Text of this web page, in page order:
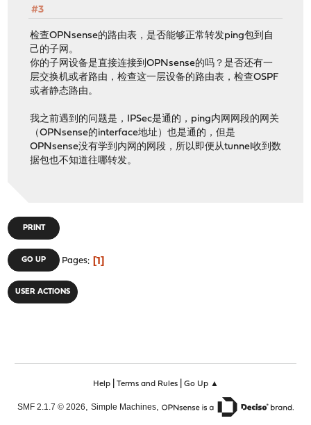
#3
检查OPNsense的路由表，是否能够正常转发ping包到自
己的子网。
你的子网设备是直接连接到OPNsense的吗？是否还有一
层交换机或者路由，检查这一层设备的路由表，检查OSPF
或者静态路由。
我之前遇到的问题是，IPSec是通的，ping内网网段的网关
（OPNsense的interface地址）也是通的，但是
OPNsense没有学到内网的网段，所以即便从tunnel收到数
据包也不知道往哪转发。
PRINT
GO UP Pages 1
USER ACTIONS
Help| Terms and Rules| Go Up ▲
SMF 2.1.7 © 2026, Simple Machines,